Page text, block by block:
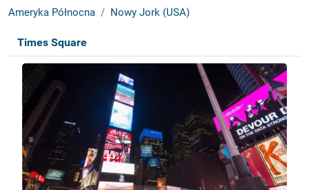
Ameryka Północna Nowy Jork (USA)
Times Square